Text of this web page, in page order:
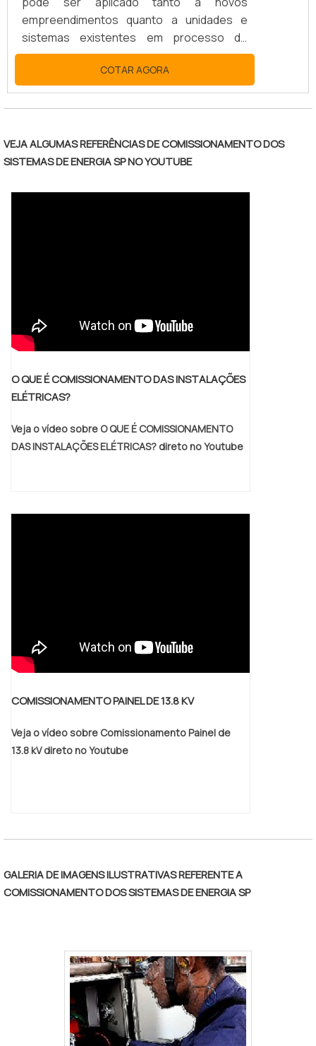
empreendimentos quanto a unidades e
sistemas existentes em processo de
expansão, modernização ou ajuste.
Dispondo dos mais modernos
equipamentos de termografia e contando
com larga experiência de seus
Instalações Elétricas; Máquinas;
Subestações; Cabos e Conexões; Painéis
Transformadores.SAIBA COMO É
COTAR AGORA
VEJA ALGUMAS REFERÊNCIAS DE COMISSIONAMENTO DOS
SISTEMAS DE ENERGIA SP NO YOUTUBE
O QUE É COMISSIONAMENTO DAS INSTALAÇÕES
ELÉTRICAS?
Veja o vídeo sobre O QUE É COMISSIONAMENTO
DAS INSTALAÇÕES ELÉTRICAS? direto no Youtube
COMISSIONAMENTO PAINEL DE 13.8 KV
Veja o vídeo sobre Comissionamento Painel de
13.8 kV direto no Youtube
GALERIA DE IMAGENS ILUSTRATIVAS REFERENTE A
COMISSIONAMENTO DOS SISTEMAS DE ENERGIA SP